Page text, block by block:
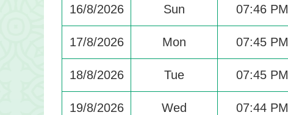
16/8/2026 Sun 07:46 PM
17/8/2026 Mon 07:45 PM
18/8/2026 Tue 07:45 PM
19/8/2026 Wed 07:44 PM